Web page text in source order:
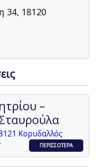
34, 18120
–
Κορυδαλλός
ΠΕΡΙΣΣΟΤΕΡΑ